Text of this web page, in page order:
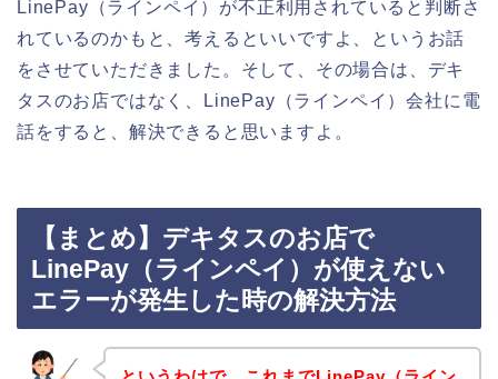
LinePay（ラインペイ）が不正利用されていると判断さ
れているのかもと、考えるといいですよ、というお話
をさせていただきました。そして、その場合は、デキ
タスのお店ではなく、LinePay（ラインペイ）会社に電
話をすると、解決できると思いますよ。
【まとめ】デキタスのお店で
LinePay（ラインペイ）が使えない
エラーが発生した時の解決方法